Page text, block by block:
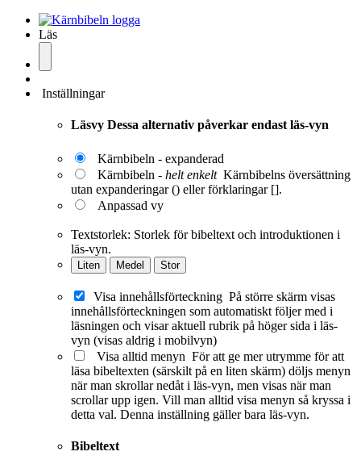
Läs
Inställningar
Läsvy Dessa alternativ påverkar endast läs-vyn
Kärnbibeln - expanderad
Kärnbibeln - helt enkelt Kärnbibelns översättning
utan expanderingar () eller förklaringar [].
Anpassad vy
Textstorlek: Storlek för bibeltext och introduktionen i
läs-vyn.
Liten Medel Stor
Visa innehållsförteckning På större skärm visas
innehållsförteckningen som automatiskt följer med i
läsningen och visar aktuell rubrik på höger sida i läs-
vyn (visas aldrig i mobilvyn)
Visa alltid menyn För att ge mer utrymme för att
läsa bibeltexten (särskilt på en liten skärm) döljs menyn
när man skrollar nedåt i läs-vyn, men visas när man
scrollar upp igen. Vill man alltid visa menyn så kryssa i
detta val. Denna inställning gäller bara läs-vyn.
Bibeltext